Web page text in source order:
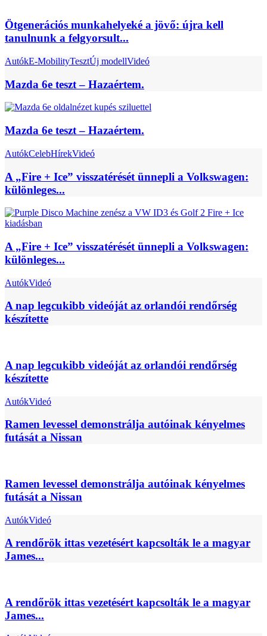
Ötgenerációs munkahelyeké a jövő: újra kell
tanulnunk a felgyorsult...
AutókE-MobilityTesztÚj modellVideó
Mazda 6e teszt – Hazaértem.
Mazda 6e teszt – Hazaértem.
AutókCelebHírekVideó
A „Fire + Ice” visszatérését ünnepli a Volkswagen:
különleges...
A „Fire + Ice” visszatérését ünnepli a Volkswagen:
különleges...
AutókVideó
A nap legcukibb videóját az orlandói rendőrség
készítette
A nap legcukibb videóját az orlandói rendőrség
készítette
AutókVideó
Ramen levessel demonstrálja autóinak kényelmes
futását a Nissan
Ramen levessel demonstrálja autóinak kényelmes
futását a Nissan
AutókVideó
A rendőrök ittas vezetésért kapcsolták le a magyar
James...
A rendőrök ittas vezetésért kapcsolták le a magyar
James...